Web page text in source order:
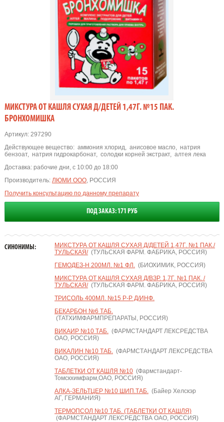
МИКСТУРА ОТ КАШЛЯ СУХАЯ Д/ДЕТЕЙ 1,47Г. №15 ПАК.
БРОНХОМИШКА
Артикул:297290
Действующее вещество: аммония хлорид, анисовое масло, натрия
бензоат, натрия гидрокарбонат, солодки корней экстракт, алтея лека
Доставка: рабочие дни, с 10:00 до 18:00
Производитель: ЛЮМИ ООО, РОССИЯ
Получить консультацию по данному препарату
ПОД ЗАКАЗ: 171 РУБ
СИНОНИМЫ:
МИКСТУРА ОТ КАШЛЯ СУХАЯ Д/ДЕТЕЙ 1,47Г. №1 ПАК./
ТУЛЬСКАЯ/(ТУЛЬСКАЯ ФАРМ. ФАБРИКА, РОССИЯ)
ГЕМОДЕЗ-Н 200МЛ. №1 ФЛ.(БИОХИМИК, РОССИЯ)
МИКСТУРА ОТ КАШЛЯ СУХАЯ Д/ВЗР. 1,7Г. №1 ПАК. /
ТУЛЬСКАЯ/(ТУЛЬСКАЯ ФАРМ. ФАБРИКА, РОССИЯ)
ТРИСОЛЬ 400МЛ. №15 Р-Р Д/ИНФ.
БЕКАРБОН №6 ТАБ.
(ТАТХИМФАРМПРЕПАРАТЫ, РОССИЯ)
ВИКАИР №10 ТАБ.(ФАРМСТАНДАРТ ЛЕКСРЕДСТВА
ОАО, РОССИЯ)
ВИКАЛИН №10 ТАБ.(ФАРМСТАНДАРТ ЛЕКСРЕДСТВА
ОАО, РОССИЯ)
ТАБЛЕТКИ ОТ КАШЛЯ №10(Фармстандарт-
Томскхимфарм,ОАО, РОССИЯ)
АЛКА-ЗЕЛЬТЦЕР №10 ШИП.ТАБ.(Байер Хелскэр
АГ, ГЕРМАНИЯ)
ТЕРМОПСОЛ №10 ТАБ. (ТАБЛЕТКИ ОТ КАШЛЯ)
(ФАРМСТАНДАРТ ЛЕКСРЕДСТВА ОАО, РОССИЯ)